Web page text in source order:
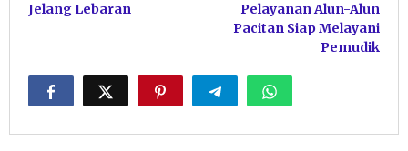
Jelang Lebaran
Pelayanan Alun-Alun
Pacitan Siap Melayani
Pemudik